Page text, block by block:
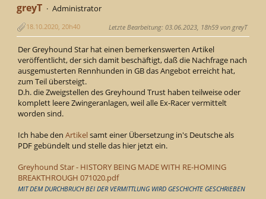
greyT Administrator
18.10.2020, 20h40 Letzte Bearbeitung: 03.06.2023, 18h59 von greyT
Der Greyhound Star hat einen bemerkenswerten Artikel
veröffentlicht, der sich damit beschäftigt, daß die Nachfrage nach
ausgemusterten Rennhunden in GB das Angebot erreicht hat,
zum Teil übersteigt.
D.h. die Zweigstellen des Greyhound Trust haben teilweise oder
komplett leere Zwingeranlagen, weil alle Ex-Racer vermittelt
worden sind.
Ich habe den Artikelsamt einer Übersetzung in's Deutsche als
PDF gebündelt und stelle das hier jetzt ein.
Greyhound Star - HISTORY BEING MADE WITH RE-HOMING
BREAKTHROUGH 071020.pdf
MIT DEM DURCHBRUCH BEI DER VERMITTLUNG WIRD GESCHICHTE GESCHRIEBEN